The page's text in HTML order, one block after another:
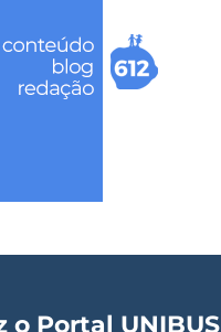
o Portal UNIBUS